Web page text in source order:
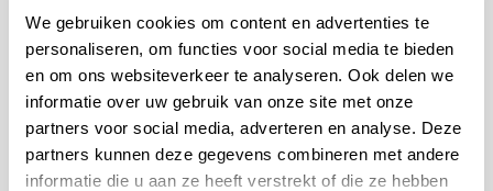
We gebruiken cookies om content en advertenties te
personaliseren, om functies voor social media te bieden
en om ons websiteverkeer te analyseren. Ook delen we
informatie over uw gebruik van onze site met onze
partners voor social media, adverteren en analyse. Deze
partners kunnen deze gegevens combineren met andere
informatie die u aan ze heeft verstrekt of die ze hebben
domein en garanderen u 100% privacy. Het zwembad
en de afgesloten binnenplaats van het vakantiehuis
zijn volledig privé voor de vakantiegasten. Deze gîte is
ideaal voor natuurliefhebbers en avonturiers: een
perfecte uitvalsbasis voor fietsers en wandelaars die
de Reus van de Provence, de Mont Ventoux, willen
beklimmen.